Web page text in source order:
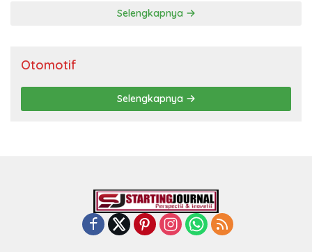
Selengkapnya
Otomotif
Selengkapnya